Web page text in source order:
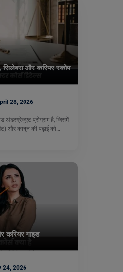
सिलेबस और करियर स्कोप
28, 2026
अंडरग्रेजुएट प्रोग्राम है, जिसमें
और कानून की पढ़ाई को…
करियर गाइड
24, 2026